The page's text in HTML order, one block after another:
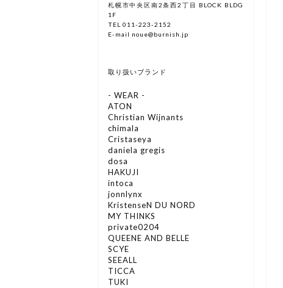
札幌市中央区南2条西2丁目 BLOCK BLDG
1F
TEL 011-223-2152
E-mail noue@burnish.jp
取り扱いブランド
- WEAR -
ATON
Christian Wijnants
chimala
Cristaseya
daniela gregis
dosa
HAKUJI
intoca
jonnlynx
KristenseN DU NORD
MY THINKS
private0204
QUEENE AND BELLE
SCYE
SEEALL
TICCA
TUKI